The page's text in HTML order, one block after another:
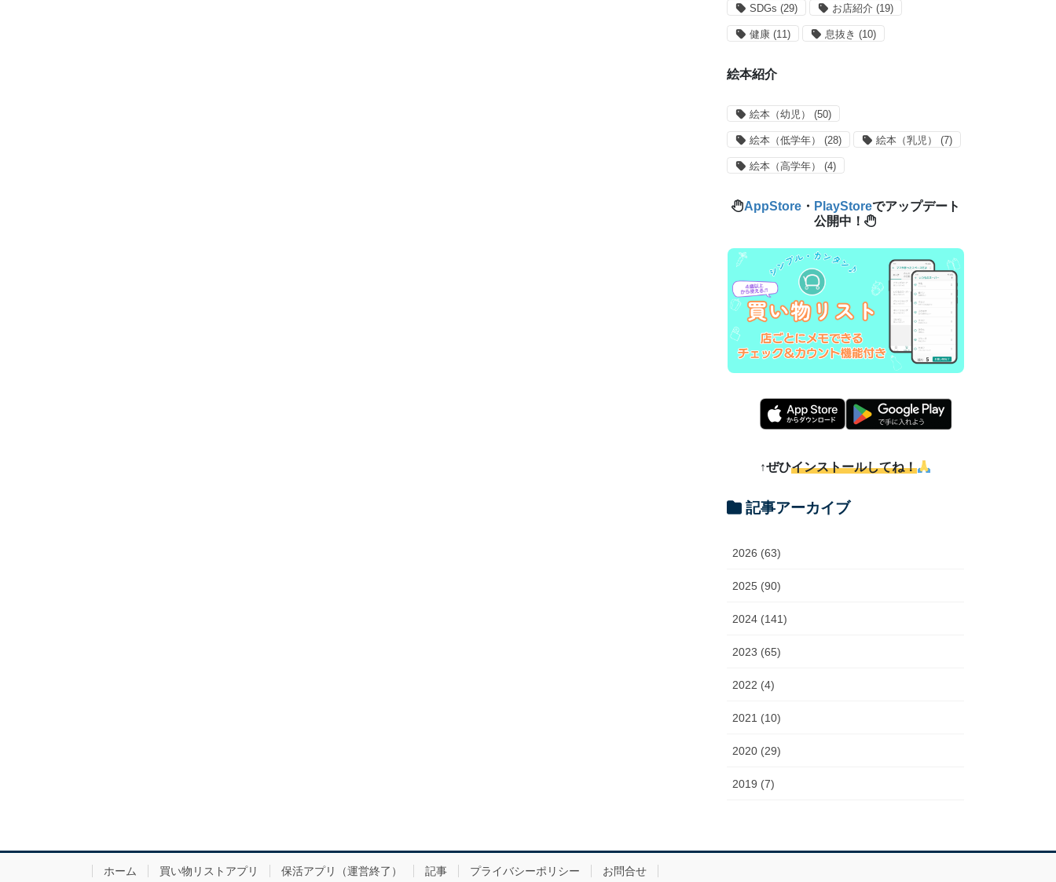
SDGs (29) お店紹介 (19)
健康 (11) 息抜き (10)
絵本紹介
絵本（幼児） (50)
絵本（低学年） (28) 絵本（乳児） (7)
絵本（高学年） (4)
AppStore・ PlayStoreでアップデート
公開中！
↑ぜひインストールしてね！
記事アーカイブ
2026 (63)
2025 (90)
2024 (141)
2023 (65)
2022 (4)
2021 (10)
2020 (29)
2019 (7)
ホーム 買い物リストアプリ 保活アプリ（運営終了） 記事 プライバシーポリシー お問合せ